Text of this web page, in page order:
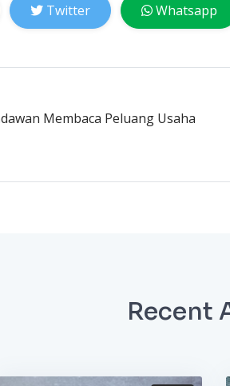
Twitter Whatsapp
Membaca Peluang Usaha
Recent